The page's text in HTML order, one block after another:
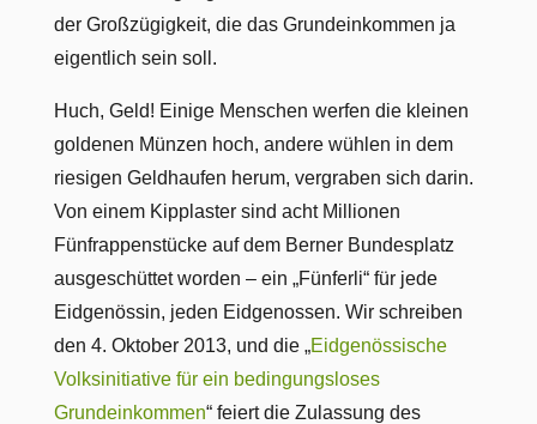
der Großzügigkeit, die das Grundeinkommen ja
eigentlich sein soll.
Huch, Geld! Einige Menschen werfen die kleinen
goldenen Münzen hoch, andere wühlen in dem
riesigen Geldhaufen herum, vergraben sich darin.
Von einem Kipplaster sind acht Millionen
Fünfrappenstücke auf dem Berner Bundesplatz
ausgeschüttet worden – ein „Fünferli“ für jede
Eidgenössin, jeden Eidgenossen. Wir schreiben
den 4. Oktober 2013, und die „Eidgenössische
Volksinitiative für ein bedingungsloses
Grundeinkommen“ feiert die Zulassung des